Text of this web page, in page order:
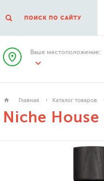
ПОИСК ПО САЙТУ
Ваше местоположение:
Главная Каталог товаров
Niche House